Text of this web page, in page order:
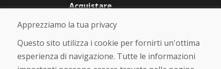
Acquistare
Negozio online
Termini e condizioni commerciali
Spedizione e pagamento
Reso e cambio merce
Apprezziamo la tua privacy
Questo sito utilizza i cookie per fornirti un'ottima
esperienza di navigazione. Tutte le informazioni